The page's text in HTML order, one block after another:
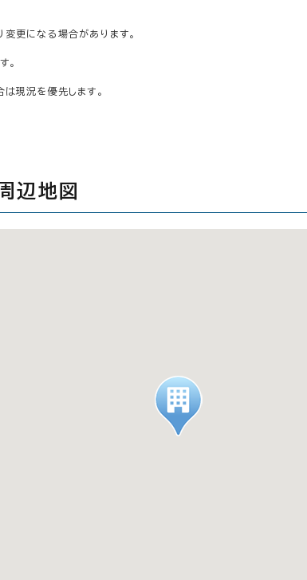
更になる場合があります。
。
現況を優先します。
辺地図